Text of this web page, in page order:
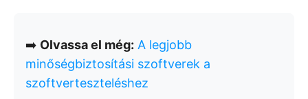
➡️ Olvassa el még: A legjobb
minőségbiztosítási szoftverek a
szoftverteszteléshez